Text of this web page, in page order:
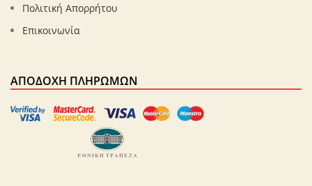
Πολιτική Απορρήτου
Επικοινωνία
ΑΠΟΔΟΧΉ ΠΛΗΡΩΜΏΝ